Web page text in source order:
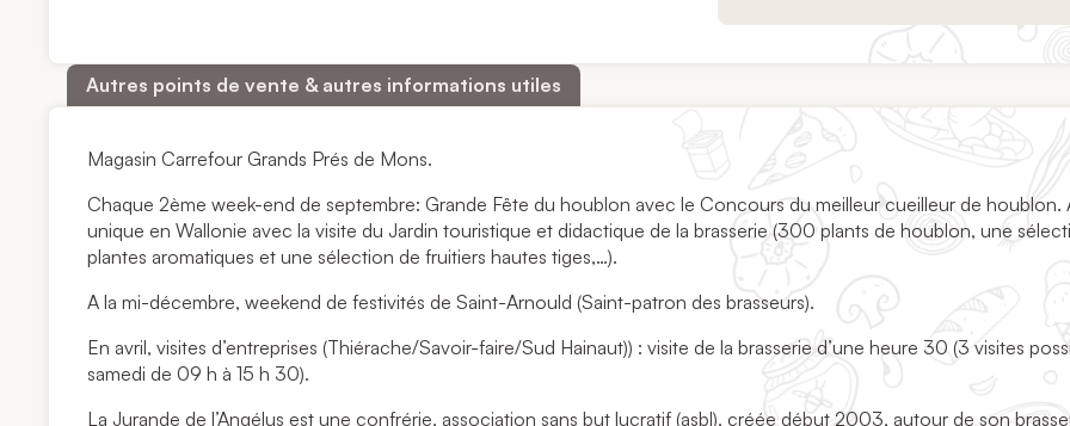
Autres points de vente & autres informations utiles
Magasin Carrefour Grands Prés de Mons.
Chaque 2ème week-end de septembre: Grande Fête du houblon avec le Concours du meilleur cueilleur de houblon.
unique en Wallonie avec la visite du Jardin touristique et didactique de la brasserie (300 plants de houblon, une
plantes aromatiques et une sélection de fruitiers hautes tiges,…).
A la mi-décembre, weekend de festivités de Saint-Arnould (Saint-patron des brasseurs).
En avril, visites d’entreprises (Thiérache/Savoir-faire/Sud Hainaut)) : visite de la brasserie d’une heure 30 (3 visites
samedi de 09 h à 15 h 30).
La Jurande de l’Angélus est une confrérie, association sans but lucratif (asbl), créée début 2003, autour de son